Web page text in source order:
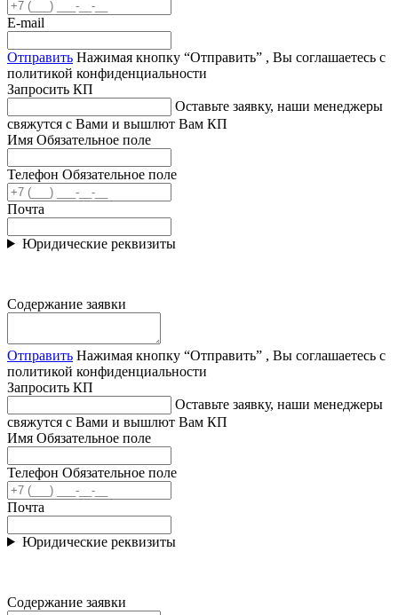
E-mail
Отправить Нажимая кнопку “Отправить” , Вы соглашаетесь с
политикой конфиденциальности
Запросить КП
Оставьте заявку, наши менеджеры
свяжутся с Вами и вышлют Вам КП
Имя Обязательное поле
Телефон Обязательное поле
Почта
Юридические реквизиты
Содержание заявки
Отправить Нажимая кнопку “Отправить” , Вы соглашаетесь с
политикой конфиденциальности
Запросить КП
Оставьте заявку, наши менеджеры
свяжутся с Вами и вышлют Вам КП
Имя Обязательное поле
Телефон Обязательное поле
Почта
Юридические реквизиты
Содержание заявки